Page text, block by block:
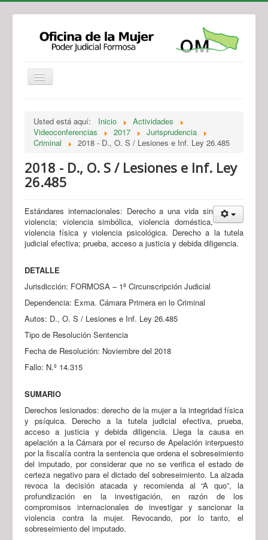
Legislación
Novedades
Recursos y Servicios de Atención
Contacto
Usted está aquí: Inicio
Actividades
Videoconferencias
2017
Jurisprudencia
Criminal
2018 - D., O. S / Lesiones e Inf. Ley 26.485
2018 - D., O. S / Lesiones e Inf. Ley
26.485
Estándares internacionales: Derecho a una vida sin
violencia; violencia simbólica, violencia doméstica,
violencia física y violencia psicológica. Derecho a la tutela
judicial efectiva; prueba, acceso a justicia y debida diligencia.
DETALLE
Jurisdicción: FORMOSA – 1ª Circunscripción Judicial
Dependencia: Exma. Cámara Primera en lo Criminal
Autos: D., O. S / Lesiones e Inf. Ley 26.485
Tipo de Resolución Sentencia
Fecha de Resolución: Noviembre del 2018
Fallo: N.º 14.315
SUMARIO
Derechos lesionados: derecho de la mujer a la integridad física
y psíquica. Derecho a la tutela judicial efectiva, prueba,
acceso a justicia y debida diligencia. Llega la causa en
apelación a la Cámara por el recurso de Apelación interpuesto
por la fiscalía contra la sentencia que ordena el sobreseimiento
del imputado, por considerar que no se verifica el estado de
certeza negativo para el dictado del sobreseimiento. La alzada
revoca la decisión atacada y recomienda al “A quo”, la
profundización en la investigación, en razón de los
compromisos internacionales de investigar y sancionar la
violencia contra la mujer. Revocando, por lo tanto, el
sobreseimiento del imputado.